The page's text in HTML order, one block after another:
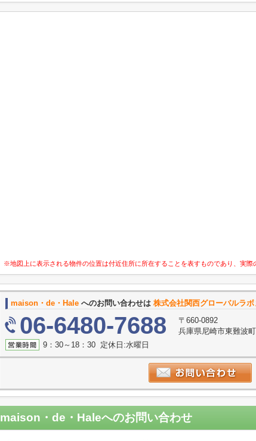
※地図上に表示される物件の位置は付近住所に所在することを表すものであり、実際
maison・de・Hale へのお問い合わせは 株式会社関西グローバルラボ
06-6480-7688
〒660-0892
兵庫県尼崎市東難波
9：30～18：30 定休日:水曜日
maison・de・Haleへのお問い合わせ